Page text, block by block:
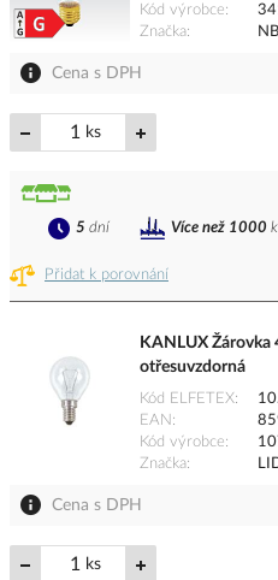
Kód výrobce
Značka
Cena s DPH
ks
Přidat k porovnání
5 dní Více než 1000
KANLUX
otřesuvzdorná
Kód ELFETEX
EAN
Kód výrobce
Značka
Cena s DPH
ks